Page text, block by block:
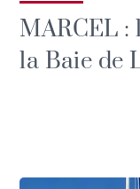
MARCEL :
la Baie de